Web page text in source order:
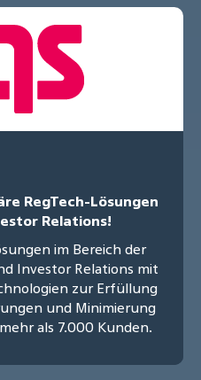
RegTech-Lösungen
Relations!
im Bereich der
Investor Relations mit
zur Erfüllung
und Minimierung
als 7.000 Kunden.